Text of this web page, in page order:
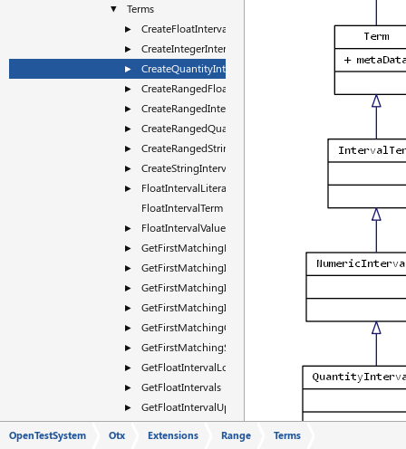
▼ Terms
► CreateFloatInterval
► CreateIntegerInterval
► CreateQuantityInterval
► CreateRangedFloat
► CreateRangedInteger
► CreateRangedQuantity
► CreateRangedString
► CreateStringInterval
►
FloatIntervalLiteral
FloatIntervalTerm
► FloatIntervalValue
► GetFirstMatchingFloatInterval
► GetFirstMatchingIntegerInterval
► GetFirstMatchingIntervalLabel
► GetFirstMatchingIntervalSemantic
► GetFirstMatchingQuantityInterval
► GetFirstMatchingStringInterval
► GetFloatIntervalLowerLimit
► GetFloatIntervals
► GetFloatIntervalUpperLimit
GetIntegerIntervalLowerLimit
OpenTestSystem Otx Extensions Range Terms